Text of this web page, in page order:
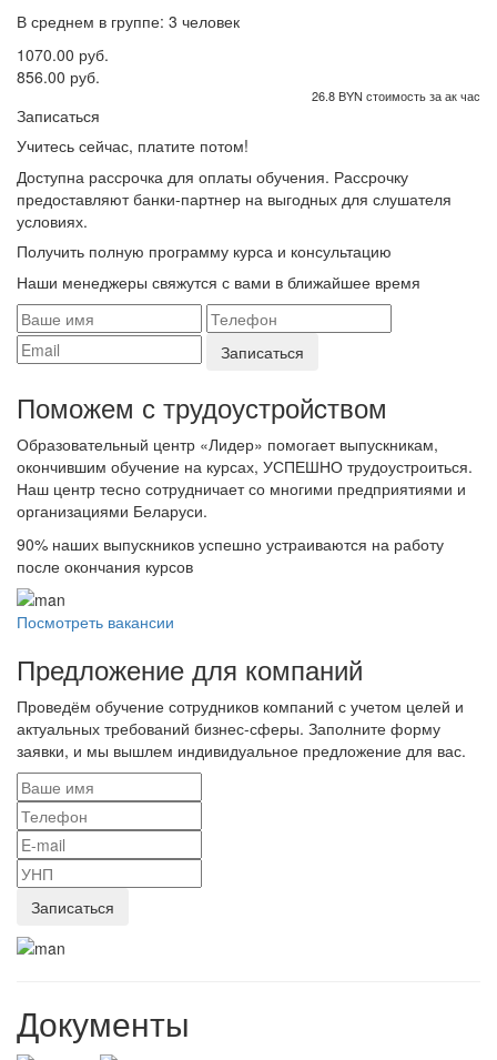
В среднем в группе: 3 человек
1070.00 руб.
856.00 руб.
26.8 BYN стоимость за ак час
Записаться
Учитесь сейчас, платите потом!
Доступна рассрочка для оплаты обучения. Рассрочку
предоставляют банки-партнер на выгодных для слушателя
условиях.
Получить полную программу курса и консультацию
Наши менеджеры свяжутся с вами в ближайшее время
Поможем с трудоустройcтвом
Образовательный центр «Лидер» помогает выпускникам,
окончившим обучение на курсах, УСПЕШНО трудоустроиться.
Наш центр тесно сотрудничает со многими предприятиями и
организациями Беларуси.
90% наших выпускников успешно устраиваются на работу
после окончания курсов
Посмотреть вакансии
Предложение для компаний
Проведём обучение сотрудников компаний с учетом целей и
актуальных требований бизнес-сферы. Заполните форму
заявки, и мы вышлем индивидуальное предложение для вас.
Документы